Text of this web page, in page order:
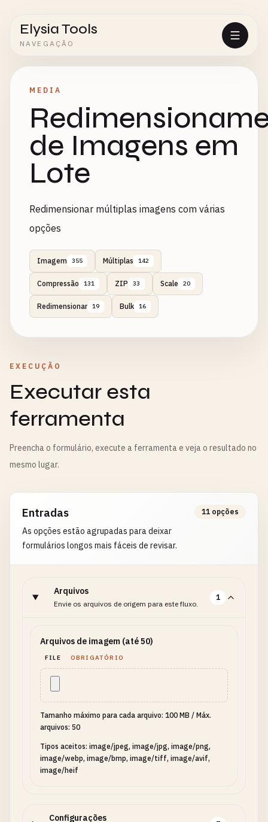
Elysia Tools
NAVEGAÇÃO
MEDIA
de Imagens em
Lote
Redimensionar múltiplas imagens com várias
opções
Imagem 355 Múltiplas 142
Compressão 131 ZIP 33 Scale 20
Redimensionar 19 Bulk 16
EXECUÇÃO
Executar esta
ferramenta
Preencha o formulário, execute a ferramenta e veja o resultado no
mesmo lugar.
Entradas
As opções estão agrupadas para deixar
formulários longos mais fáceis de revisar.
11 opções
Arquivos
Envie os arquivos de origem para este fluxo.
1
Arquivos de imagem (até 50)
FILE OBRIGATÓRIO
Tamanho máximo para cada arquivo: 100 MB / Máx.
arquivos: 50
Tipos aceitos: image/jpeg, image/jpg, image/png,
image/webp, image/bmp, image/tiff, image/avif,
image/heif
Configurações